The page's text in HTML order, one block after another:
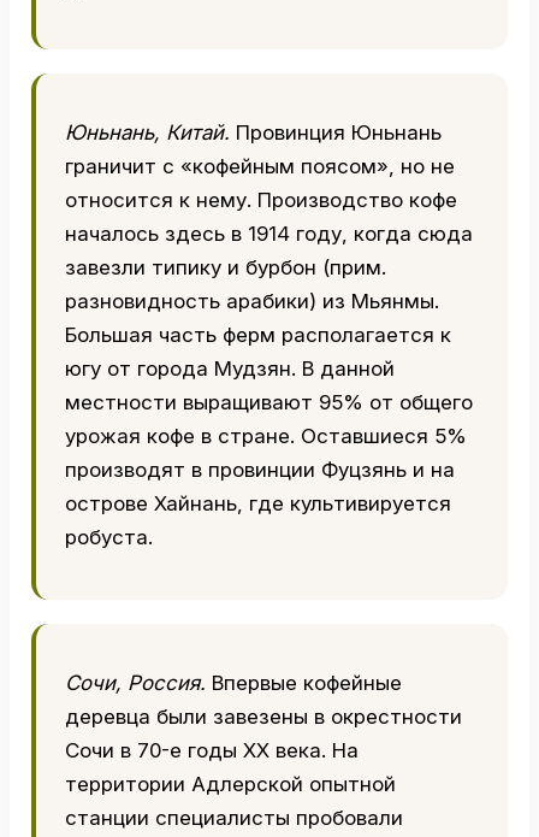
Юньнань, Китай. Провинция Юньнань
граничит с «кофейным поясом», но не
относится к нему. Производство кофе
началось здесь в 1914 году, когда сюда
завезли типику и бурбон (прим.
разновидность арабики) из Мьянмы.
Большая часть ферм располагается к
югу от города Мудзян. В данной
местности выращивают 95% от общего
урожая кофе в стране. Оставшиеся 5%
производят в провинции Фуцзянь и на
острове Хайнань, где культивируется
робуста.
Сочи, Россия. Впервые кофейные
деревца были завезены в окрестности
Сочи в 70-е годы ХХ века. На
территории Адлерской опытной
станции специалисты пробовали